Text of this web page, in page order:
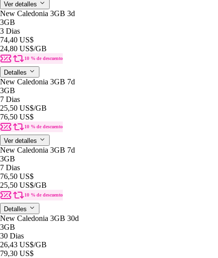
Ver detalles
New Caledonia 3GB 3d
3GB
3 Dias
74,40 US$
24,80 US$/GB
10 % de descuento
Detalles
New Caledonia 3GB 7d
3GB
7 Dias
25,50 US$/GB
76,50 US$
10 % de descuento
Ver detalles
New Caledonia 3GB 7d
3GB
7 Dias
76,50 US$
25,50 US$/GB
10 % de descuento
Detalles
New Caledonia 3GB 30d
3GB
30 Dias
26,43 US$/GB
79,30 US$